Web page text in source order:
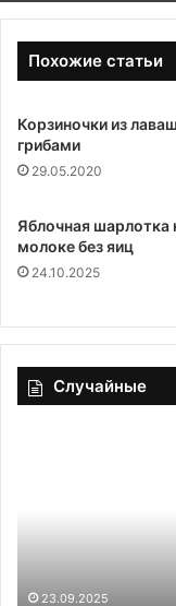
Похожие статьи
Корзиночки из
грибами
29.05.2020
Яблочная шарлотка
молоке без яиц
24.10.2025
Случайные
рецепт
23.09.2025